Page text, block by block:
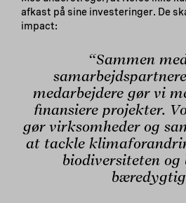
afkast på sine investeringer. De
impact:
“Sammen
medarbejdere gør vi
finansiere projekter.
gør virksomheder og
at tackle
biodiversiteten og